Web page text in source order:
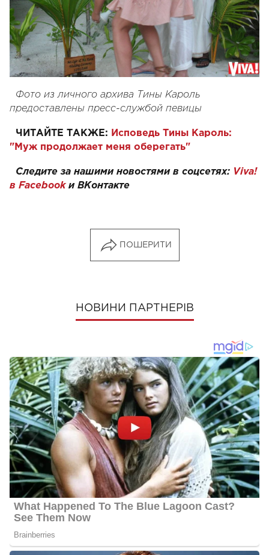
Фото из личного архива Тины Кароль
предоставлены пресс-службой певицы
ЧИТАЙТЕ ТАКЖЕ: Исповедь Тины Кароль:
"Муж продолжает меня оберегать"
Следите за нашими новостями в соцсетях: Viva!
в Facebookи ВКонтакте
ПОШЕРИТИ
НОВИНИ ПАРТНЕРІВ